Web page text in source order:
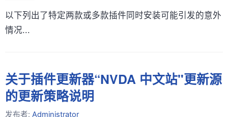
以下列出了特定两款或多款插件同时安装可能引发的意外
情况...
关于插件更新器“NVDA 中文站"更新源
的更新策略说明
发布者: Administrator